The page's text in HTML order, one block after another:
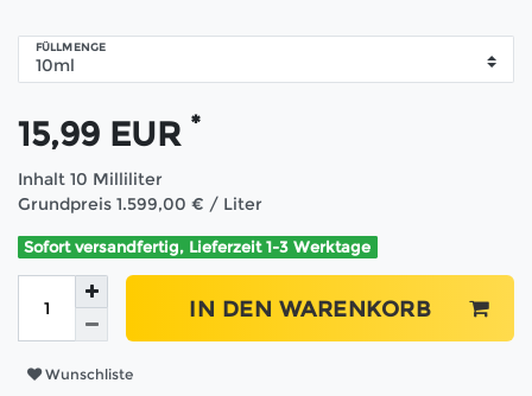
FÜLLMENGE
15,99 EUR *
Inhalt 10 Milliliter
Grundpreis 1.599,00 € / Liter
Sofort versandfertig, Lieferzeit 1-3 Werktage
IN DEN WARENKORB
Wunschliste